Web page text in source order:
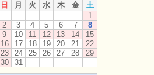
日
月 火 水 木 金
土
1
2
3 4 5 6 7
8
9
10 11 12 13 14
15
16
17 18 19 20 21
22
23
24 25 26 27 28
29
30
31